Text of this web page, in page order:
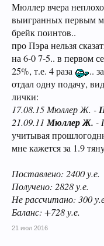
Мюллер вчера
выигранных первым
брейк поинтов..
про Пэра нельзя
на 6-0 7-5.. в первом
25%, т.е. 4 раза
..
отдал одну подачу,
лички:
17.08.15 Мюллер Ж. -
21.09.11 Мюллер Ж. -
учитывая
мне кажется за 1.9
Поставлено: 2400 у.е.
Получено: 2828 у.е.
Не рассчитано: 300
Баланс: +728 у.е.
21 июл 2016